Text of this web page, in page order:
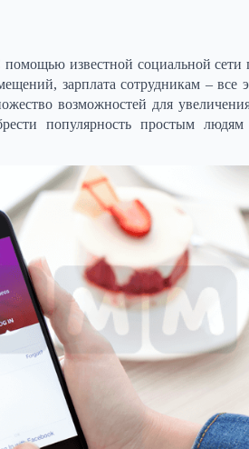
известной социальной сети
зарплата сотрудникам – все
возможностей для
популярность простым